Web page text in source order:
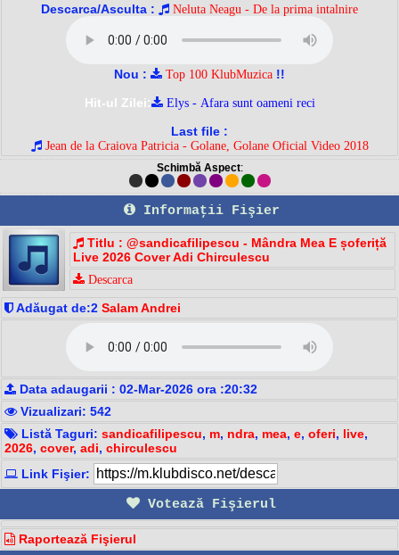
Descarca/Asculta :
Neluta Neagu - De la prima intalnire
Nou : Top 100 KlubMuzica !!
Hit-ul Zilei:
Elys - Afara sunt oameni reci
Last file :
Jean de la Craiova Patricia - Golane, Golane Oficial Video 2018
Schimbă Aspect:
Informaţii Fişier
Titlu : @sandicafilipescu - Mândra Mea E șoferiță
Live 2026 Cover Adi Chirculescu
Descarca
Adăugat de:2 Salam Andrei
Data adaugarii : 02-Mar-2026 ora :20:32
Vizualizari: 542
Listă Taguri: sandicafilipescu, m, ndra, mea, e, oferi, live,
2026, cover, adi, chirculescu
Link Fişier:
Votează Fişierul
Raportează Fişierul